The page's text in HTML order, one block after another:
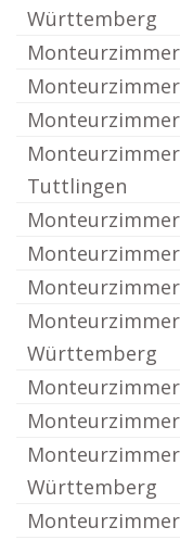
Württemberg
Tuttlingen
Württemberg
Württemberg